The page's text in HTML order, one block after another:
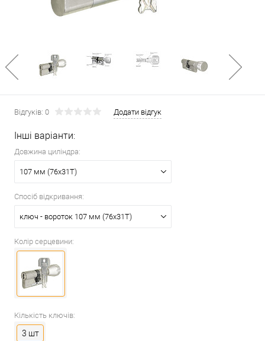
Відгуків: 0 Додати відгук
Інші варіанти:
Довжина циліндра:
107 мм (76x31T)
Спосіб відкривання:
ключ - вороток 107 мм (76x31T)
Колір серцевини:
Кількість ключів:
3 шт